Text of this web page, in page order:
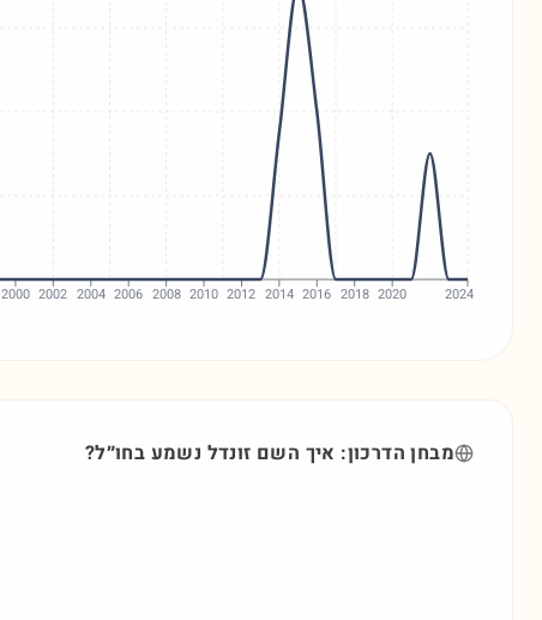
2000 2002 2004 2006 2008 2010 2012 2014 2016 2018 2020 2024
מבחן הדרכון: איך השם זונדל נשמע בחו״ל?